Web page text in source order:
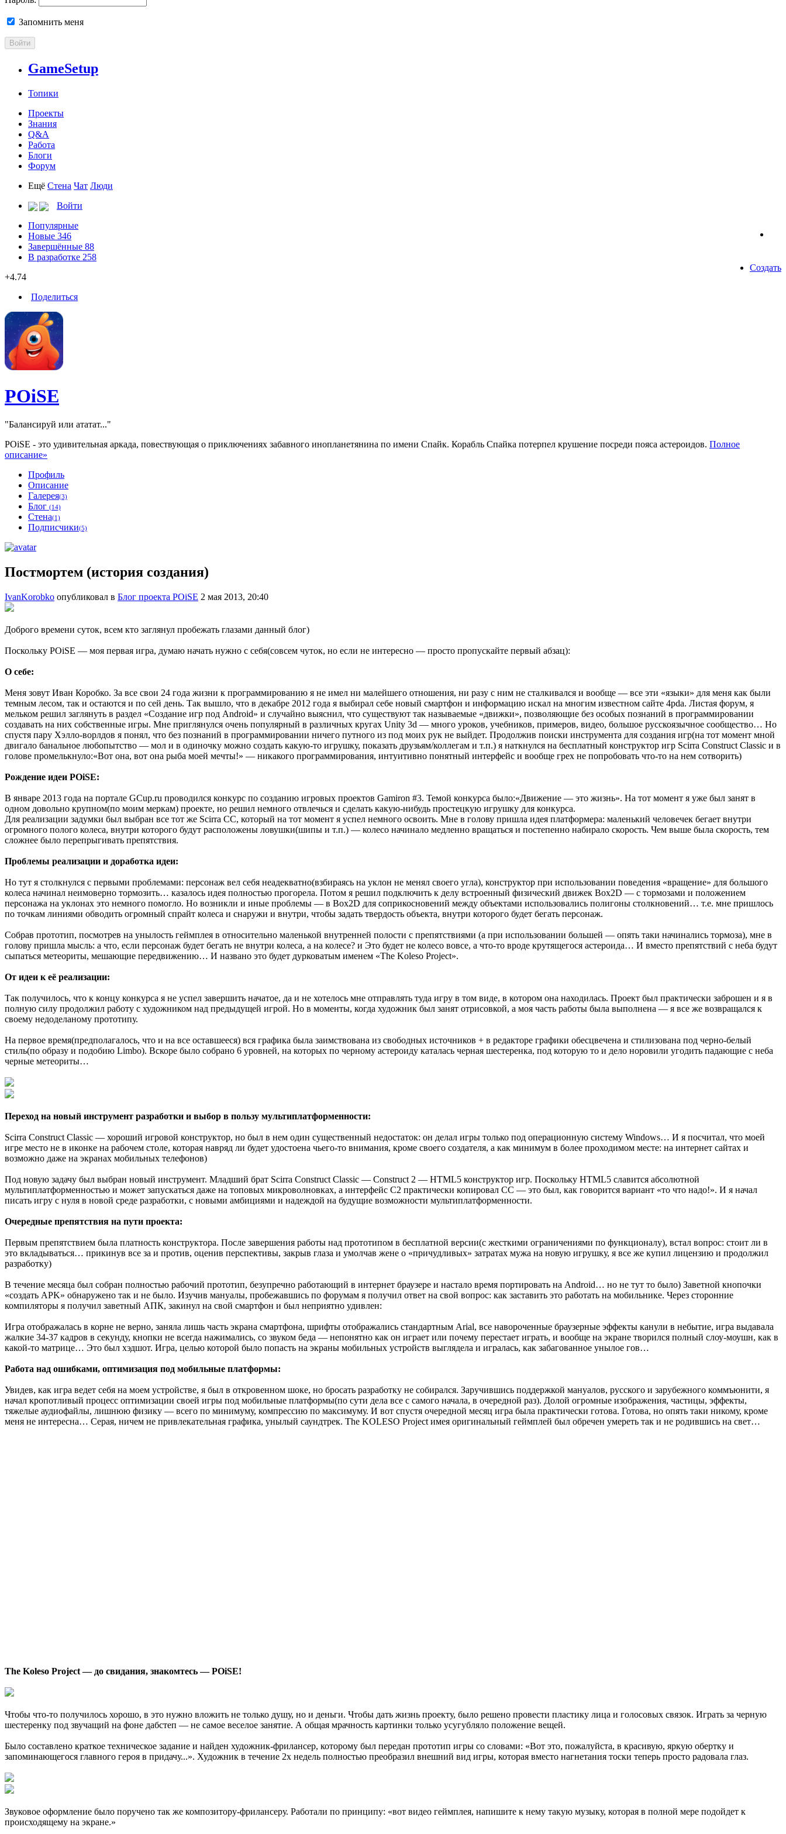
Запомнить меня
Войти
GameSetup
Топики
Проекты
Знания
Q&A
Работа
Блоги
Форум
Ещё Стена Чат Люди
Войти
Популярные
Новые 346
Завершённые 88
В разработке 258
Создать
+4.74
Поделиться
POiSE
"Балансируй или ататат..."
POiSE - это удивительная аркада, повествующая о приключениях забавного инопланетянина по имени Спайк. Корабль Спайка потерпел крушение посреди пояса астероидов. Полное
описание»
Профиль
Описание
Галерея(3)
Блог (14)
Стена(1)
Подписчики(5)
Постмортем (история создания)
IvanKorobko опубликовал в Блог проекта POiSE 2 мая 2013, 20:40
Доброго времени суток, всем кто заглянул пробежать глазами данный блог)
Поскольку POiSE — моя первая игра, думаю начать нужно с себя(совсем чуток, но если не интересно — просто пропускайте первый абзац):
О себе:
Меня зовут Иван Коробко. За все свои 24 года жизни к программированию я не имел ни малейшего отношения, ни разу с ним не сталкивался и вообще — все эти «языки» для меня как были
темным лесом, так и остаются и по сей день. Так вышло, что в декабре 2012 года я выбирал себе новый смартфон и информацию искал на многим известном сайте 4pda. Листая форум, я
мельком решил заглянуть в раздел «Создание игр под Android» и случайно выяснил, что существуют так называемые «движки», позволяющие без особых познаний в программировании
создавать на них собственные игры. Мне приглянулся очень популярный в различных кругах Unity 3d — много уроков, учебников, примеров, видео, большое русскоязычное сообщество… Но
спустя пару Хэлло-ворлдов я понял, что без познаний в программировании ничего путного из под моих рук не выйдет. Продолжив поиски инструмента для создания игр(на тот момент мной
двигало банальное любопытство — мол и в одиночку можно создать какую-то игрушку, показать друзьям/коллегам и т.п.) я наткнулся на бесплатный конструктор игр Scirra Construct Classic и в
голове промелькнуло:«Вот она, вот она рыба моей мечты!» — никакого программирования, интуитивно понятный интерфейс и вообще грех не попробовать что-то на нем сотворить)
Рождение идеи POiSE:
В январе 2013 года на портале GCup.ru проводился конкурс по созданию игровых проектов Gamiron #3. Темой конкурса было:«Движение — это жизнь». На тот момент я уже был занят в
одном довольно крупном(по моим меркам) проекте, но решил немного отвлечься и сделать какую-нибудь простецкую игрушку для конкурса.
Для реализации задумки был выбран все тот же Scirra CC, который на тот момент я успел немного освоить. Мне в голову пришла идея платформера: маленький человечек бегает внутри
огромного полого колеса, внутри которого будут расположены ловушки(шипы и т.п.) — колесо начинало медленно вращаться и постепенно набирало скорость. Чем выше была скорость, тем
сложнее было перепрыгивать препятствия.
Проблемы реализации и доработка идеи:
Но тут я столкнулся с первыми проблемами: персонаж вел себя неадекватно(взбираясь на уклон не менял своего угла), конструктор при использовании поведения «вращение» для большого
колеса начинал неимоверно тормозить… казалось идея полностью прогорела. Потом я решил подключить к делу встроенный физический движек Box2D — с тормозами и положением
персонажа на уклонах это немного помогло. Но возникли и иные проблемы — в Box2D для соприкосновений между объектами использовались полигоны столкновений… т.е. мне пришлось
по точкам линиями обводить огромный спрайт колеса и снаружи и внутри, чтобы задать твердость объекта, внутри которого будет бегать персонаж.
Собрав прототип, посмотрев на унылость геймплея в относительно маленькой внутренней полости с препятствиями (а при использовании большей — опять таки начинались тормоза), мне в
голову пришла мысль: а что, если персонаж будет бегать не внутри колеса, а на колесе? и Это будет не колесо вовсе, а что-то вроде крутящегося астероида… И вместо препятствий с неба будут
сыпаться метеориты, мешающие передвижению… И названо это будет дурковатым именем «The Koleso Project».
От идеи к её реализации:
Так получилось, что к концу конкурса я не успел завершить начатое, да и не хотелось мне отправлять туда игру в том виде, в котором она находилась. Проект был практически заброшен и я в
полную силу продолжил работу с художником над предыдущей игрой. Но в моменты, когда художник был занят отрисовкой, а моя часть работы была выполнена — я все же возвращался к
своему недоделаному прототипу.
На первое время(предполагалось, что и на все оставшееся) вся графика была заимствована из свободных источников + в редакторе графики обесцвечена и стилизована под черно-белый
стиль(по образу и подобию Limbo). Вскоре было собрано 6 уровней, на которых по черному астероиду каталась черная шестеренка, под которую то и дело норовили угодить падающие с неба
черные метеориты…
Переход на новый инструмент разработки и выбор в пользу мультиплатформенности:
Scirra Construct Classic — хороший игровой конструктор, но был в нем один существенный недостаток: он делал игры только под операционную систему Windows… И я посчитал, что моей
игре место не в иконке на рабочем столе, которая навряд ли будет удостоена чьего-то внимания, кроме своего создателя, а как минимум в более проходимом месте: на интернет сайтах и
возможно даже на экранах мобильных телефонов)
Под новую задачу был выбран новый инструмент. Младший брат Scirra Construct Classic — Construct 2 — HTML5 конструктор игр. Поскольку HTML5 славится абсолютной
мультиплатформенностью и может запускаться даже на топовых микроволновках, а интерфейс С2 практически копировал СС — это был, как говорится вариант «то что надо!». И я начал
писать игру с нуля в новой среде разработки, с новыми амбициями и надеждой на будущие возможности мультиплатформенности.
Очередные препятствия на пути проекта:
Первым препятствием была платность конструктора. После завершения работы над прототипом в бесплатной версии(с жесткими ограничениями по функционалу), встал вопрос: стоит ли в
это вкладываться… прикинув все за и против, оценив перспективы, закрыв глаза и умолчав жене о «причудливых» затратах мужа на новую игрушку, я все же купил лицензию и продолжил
разработку)
В течение месяца был собран полностью рабочий прототип, безупречно работающий в интернет браузере и настало время портировать на Android… но не тут то было) Заветной кнопочки
«создать APK» обнаружено так и не было. Изучив мануалы, пробежавшись по форумам я получил ответ на свой вопрос: как заставить это работать на мобильнике. Через сторонние
компиляторы я получил заветный АПК, закинул на свой смартфон и был неприятно удивлен:
Игра отображалась в корне не верно, заняла лишь часть экрана смартфона, шрифты отображались стандартным Arial, все навороченные браузерные эффекты канули в небытие, игра выдавала
жалкие 34-37 кадров в секунду, кнопки не всегда нажимались, со звуком беда — непонятно как он играет или почему перестает играть, и вообще на экране творился полный слоу-моушн, как в
какой-то матрице… Это был хэдшот. Игра, целью которой было попасть на экраны мобильных устройств выглядела и игралась, как забагованное унылое гов…
Работа над ошибками, оптимизация под мобильные платформы:
Увидев, как игра ведет себя на моем устройстве, я был в откровенном шоке, но бросать разработку не собирался. Заручившись поддержкой мануалов, русского и зарубежного коммъюнити, я
начал кропотливый процесс оптимизации своей игры под мобильные платформы(по сути дела все с самого начала, в очередной раз). Долой огромные изображения, частицы, эффекты,
тяжелые аудиофайлы, лишнюю физику — всего по минимуму, компрессию по максимуму. И вот спустя очередной месяц игра была практически готова. Готова, но опять таки никому, кроме
меня не интересна… Серая, ничем не привлекательная графика, унылый саундтрек. The KOLESO Project имея оригинальный геймплей был обречен умереть так и не родившись на свет…
The Koleso Project — до свидания, знакомтесь — POiSE!
Чтобы что-то получилось хорошо, в это нужно вложить не только душу, но и деньги. Чтобы дать жизнь проекту, было решено провести пластику лица и голосовых связок. Играть за черную
шестеренку под звучащий на фоне дабстеп — не самое веселое занятие. А общая мрачность картинки только усугубляло положение вещей.
Было составлено краткое техническое задание и найден художник-фрилансер, которому был передан прототип игры со словами: «Вот это, пожалуйста, в красивую, яркую обертку и
запоминающегося главного героя в придачу...». Художник в течение 2х недель полностью преобразил внешний вид игры, которая вместо нагнетания тоски теперь просто радовала глаз.
Звуковое оформление было поручено так же композитору-фрилансеру. Работали по принципу: «вот видео геймплея, напишите к нему такую музыку, которая в полной мере подойдет к
происходящему на экране.»